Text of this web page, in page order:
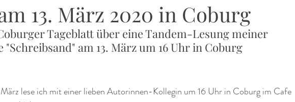
13. März 2020 in Coburg
Tageblatt über eine Tandem-Lesung meiner
am 13. März um 16 Uhr in Coburg